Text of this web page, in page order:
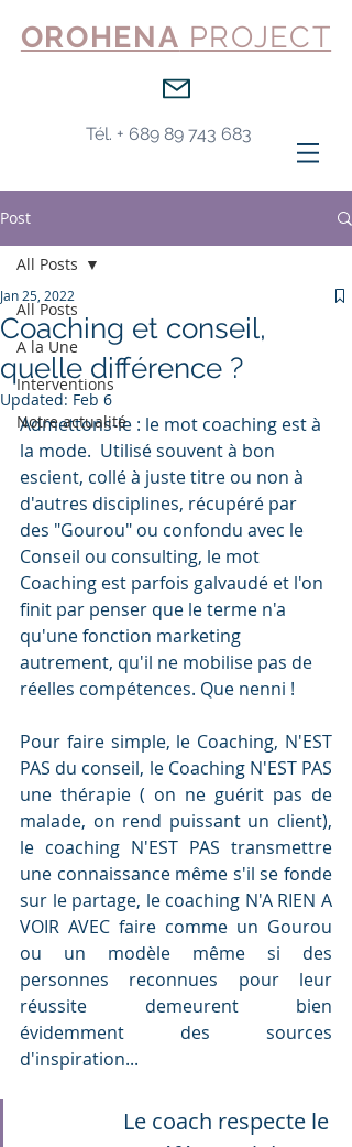
OROHENA PROJECT
Tél. + 689 89 743 683
Post
All Posts
A la Une
Interventions
Notre actualité
All Posts
Coaching et conseil,
quelle différence ?
Jan 25, 2022
Updated: Feb 6
Admettons-le : le mot coaching est à
la mode.  Utilisé souvent à bon
escient, collé à juste titre ou non à
d'autres disciplines, récupéré par
des "Gourou" ou confondu avec le
Conseil ou consulting, le mot
Coaching est parfois galvaudé et l'on
finit par penser que le terme n'a
qu'une fonction marketing
autrement, qu'il ne mobilise pas de
réelles compétences. Que nenni !
Pour faire simple, le Coaching, N'EST
PAS du conseil, le Coaching N'EST PAS
une thérapie ( on ne guérit pas de
malade, on rend puissant un client),
le coaching N'EST PAS transmettre
une connaissance même s'il se fonde
sur le partage, le coaching N'A RIEN A
VOIR AVEC faire comme un Gourou
ou un modèle même si des
personnes reconnues pour leur
réussite demeurent bien
évidemment des sources
d'inspiration...
Le coach respecte le